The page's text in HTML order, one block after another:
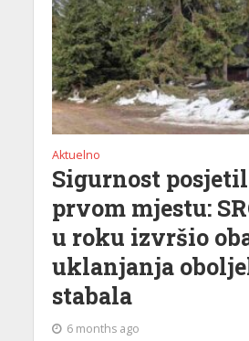
Aktuelno
Sigurnost
prvom mjestu:
u roku izvršio
uklanjanja
stabala
6 months ago